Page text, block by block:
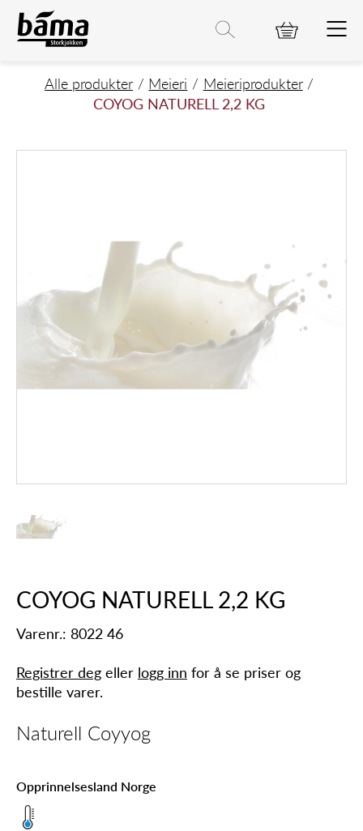
COYOG NATURELL 2,2 KG
Hovedinnhold
Hovedmeny
Hovedmeny
Alle produkter Meieri
Meieriprodukter
COYOG NATURELL 2,2 KG
COYOG NATURELL 2,2 KG
Varenr.: 8022 46
Registrer deg eller logg inn for å se priser og
bestille varer.
Naturell Coyyog
Opprinnelsesland Norge